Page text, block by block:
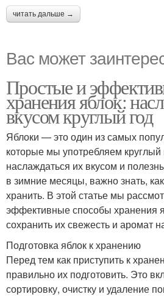
читать дальше →
Вас может
Простые и
хранения яблок:
вкусом круглый год
Яблоки — это один из самых
которые мы употребляем
наслаждаться их вкусом и
в зимние месяцы, важно знать,
хранить. В этой статье мы
эффективные способы хранения
сохранить их свежесть и аромат
Подготовка яблок к хранению
Перед тем как приступить к
правильно их подготовить. Это
сортировку, очистку и удаление